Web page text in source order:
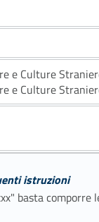
e Culture
e Culture
istruzioni
basta